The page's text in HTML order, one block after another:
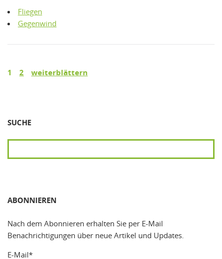
Fliegen
Gegenwind
1 2 weiterblättern
SUCHE
ABONNIEREN
Nach dem Abonnieren erhalten Sie per E-Mail
Benachrichtigungen über neue Artikel und Updates.
E-Mail*